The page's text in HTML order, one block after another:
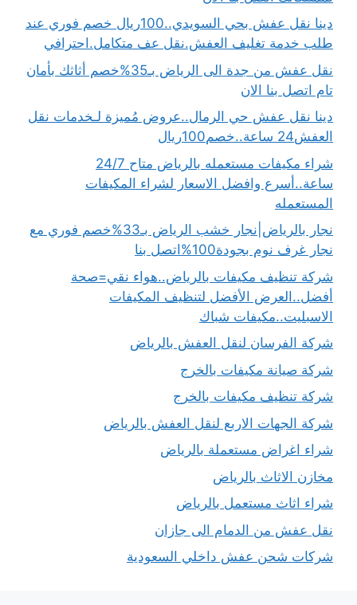
دينا نقل عفش بحي السويدي..100ريال خصم فوري عند
طلب خدمة تغليف العفش.نقل عف متكامل.احترافي
نقل عفش من جدة الى الرياض بـ35%خصم أثاثك بأمان
تام اتصل بنا الان
دينا نقل عفش حي الرمال..عروض مُميزة لـخدمات نقل
العفش24 ساعة..خصم100ريال
شراء مكيفات مستعمله بالرياض متاح 24/7
ساعة..أسرع وافضل الاسعار لشراء المكيفات
المستعمله
نجار بالرياض|نجار خشب الرياض بـ33%خصم فوري مع
نجار غرف نوم بجودة100%اتصل بنا
شركة تنظيف مكيفات بالرياض..هواء نقي=صحة
أفضل..العرض الأفضل لتنظيف المكيفات
الاسبليت..مكيفات شباك
شركة الفرسان لنقل العفش بالرياض
شركة صيانة مكيفات بالخرج
شركة تنظيف مكيفات بالخرج
شركة الجهات الاربع لنقل العفش بالرياض
شراء اغراض مستعملة بالرياض
مخازن الاثاث بالرياض
شراء اثاث مستعمل بالرياض
نقل عفش من الدمام الى جازان
شركات شحن عفش داخلي السعودية